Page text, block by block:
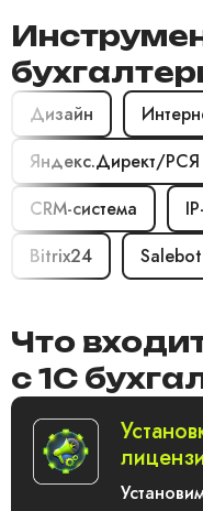
Дизайн
Яндекс.Директ/РСЯ
CRM-система
Bitrix24
Salebot
Что
с 1С